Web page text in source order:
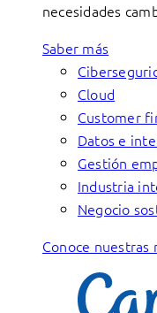
necesidades
Saber más
Cloud
Customer
Datos e
Gestión
Industria
Negocio
Conoce nuestras